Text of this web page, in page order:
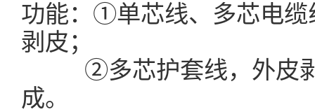
功能：①单芯线、多芯电缆
剥皮；
②多芯护套线，外皮剥
成。